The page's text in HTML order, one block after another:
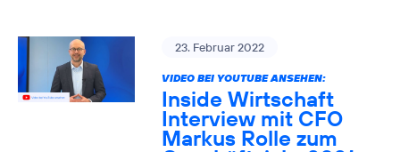
23. Februar 2022
VIDEO BEI YOUTUBE ANSEHEN:
Inside Wirtschaft
Interview mit CFO
Markus Rolle zum